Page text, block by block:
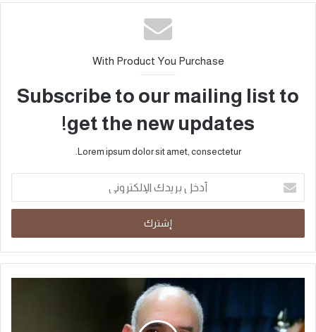
With Product You Purchase
Subscribe to our mailing list to
get the new updates!
Lorem ipsum dolor sit amet, consectetur.